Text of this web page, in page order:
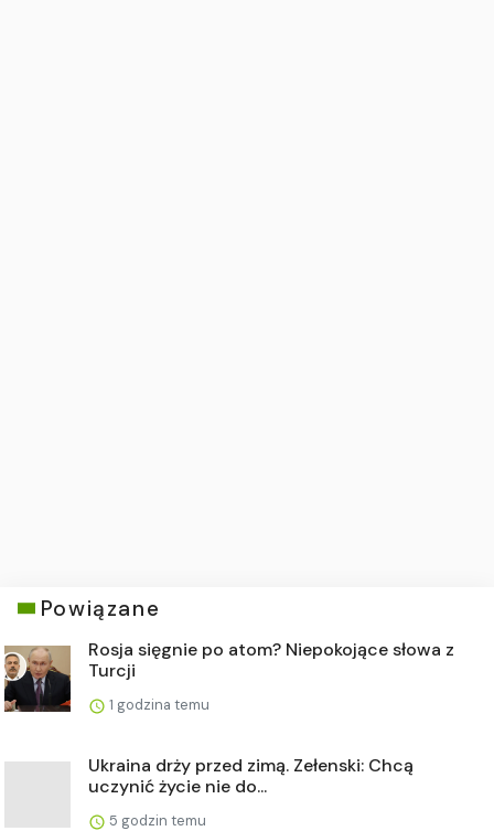
Powiązane
Rosja sięgnie po atom? Niepokojące słowa z
Turcji
1 godzina temu
Ukraina drży przed zimą. Zełenski: Chcą
uczynić życie nie do...
5 godzin temu